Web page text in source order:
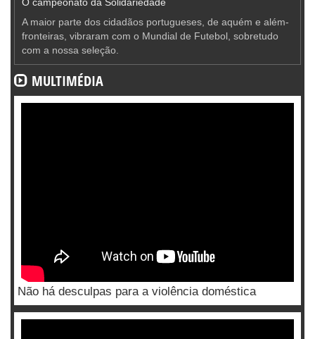
A maior parte dos cidadãos portugueses, de aquém e além-
fronteiras, vibraram com o Mundial de Futebol, sobretudo
com a nossa seleção.
MULTIMÉDIA
Não há desculpas para a violência doméstica